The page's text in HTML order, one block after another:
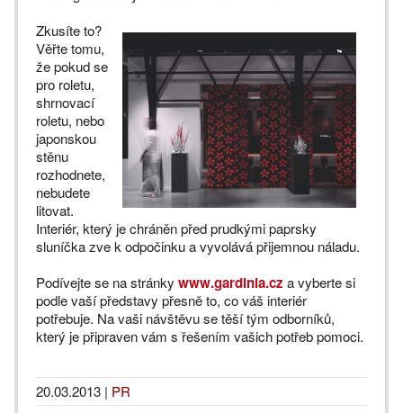
Zkusíte to?
Věřte tomu,
že pokud se
pro roletu,
shrnovací
roletu, nebo
japonskou
stěnu
rozhodnete,
nebudete
litovat.
Interiér, který je chráněn před prudkými paprsky
sluníčka zve k odpočinku a vyvolává přijemnou náladu.
Podívejte se na stránky www.gardinia.cz a vyberte si
podle vaší představy přesně to, co váš interiér
potřebuje. Na vaši návštěvu se těší tým odborníků,
který je připraven vám s řešením vašich potřeb pomoci.
20.03.2013 | PR